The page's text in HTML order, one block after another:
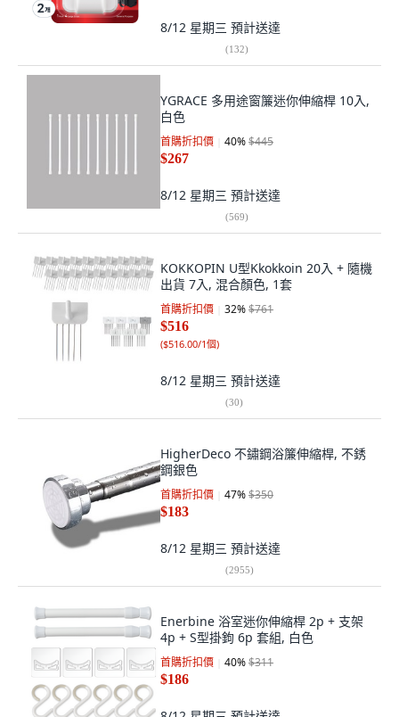
8/12 星期三 預計送達
(132)
YGRACE 多用途窗簾迷你伸縮桿 10入,
白色
首購折扣價 40%$445
$267
8/12 星期三 預計送達
(569)
KOKKOPIN U型Kkokkoin 20入 + 隨機
出貨 7入, 混合顏色, 1套
首購折扣價 32%$761
$516
($516.00/1個)
8/12 星期三 預計送達
(30)
HigherDeco 不鏽鋼浴簾伸縮桿, 不銹
鋼銀色
首購折扣價 47%$350
$183
8/12 星期三 預計送達
(2955)
Enerbine 浴室迷你伸縮桿 2p + 支架
4p + S型掛鉤 6p 套組, 白色
首購折扣價 40%$311
$186